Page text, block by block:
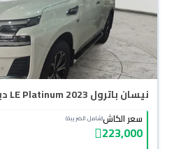
نيسان باترول LE Platinum 2023 دبل
سعر الكاش(شامل الضريبة)
223,000